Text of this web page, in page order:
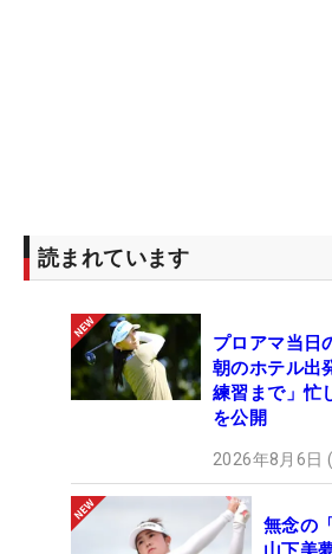
CC（ペンシルベニア州）で行わ
プン」に世界ランキング75位以
と。大会前の79位から、その最
日（月）時点でのランクで当確
る。今回の好結果が、強い追い
このあとは一度日本に戻り、1週
そして5月2日開幕の「ワールド
ンシップ サロンパスカップ」に
読まれています
プロアマ当日
朝のホテル出
練習まで」忙
を公開
2026年8月6日
無念の